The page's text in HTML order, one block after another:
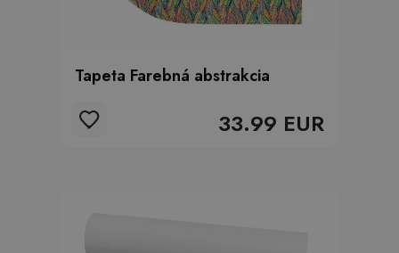
Tapeta Farebná abstrakcia
33.99 EUR